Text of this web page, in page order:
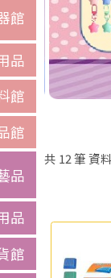
館
品
館
館
品
品
館
共 12筆 資